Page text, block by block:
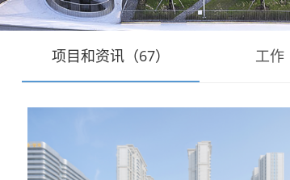
项目和资讯（67） 工作